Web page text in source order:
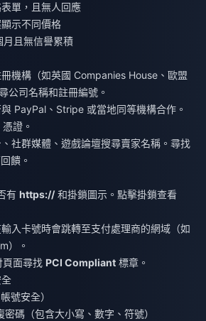
單，且無人回應
示不同價格
月且無信譽累積
機構（如英國 Companies House、歐盟
公司名稱和註冊編號。
PayPal、Stripe 或當地同等機構合作。
證。
社群媒體、遊戲論壇搜尋賣家名稱。尋找
饋。
有 https://和掛鎖圖示。點擊掛鎖查看
入卡號時會跳轉至支付處理商的網域（如
）。
頁面尋找 PCI Compliant 標章。
號安全）
碼（包含大小寫、數字、符號）